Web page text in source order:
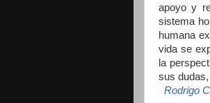
apoyo y
sistema
humana
vida se
la
sus
Rodrigo